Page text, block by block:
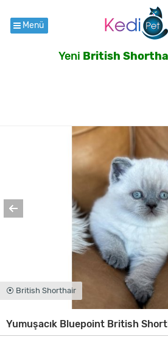
Menü
Yeni British
⦿ British Shorthair
Yumuşacık Bluepoint British